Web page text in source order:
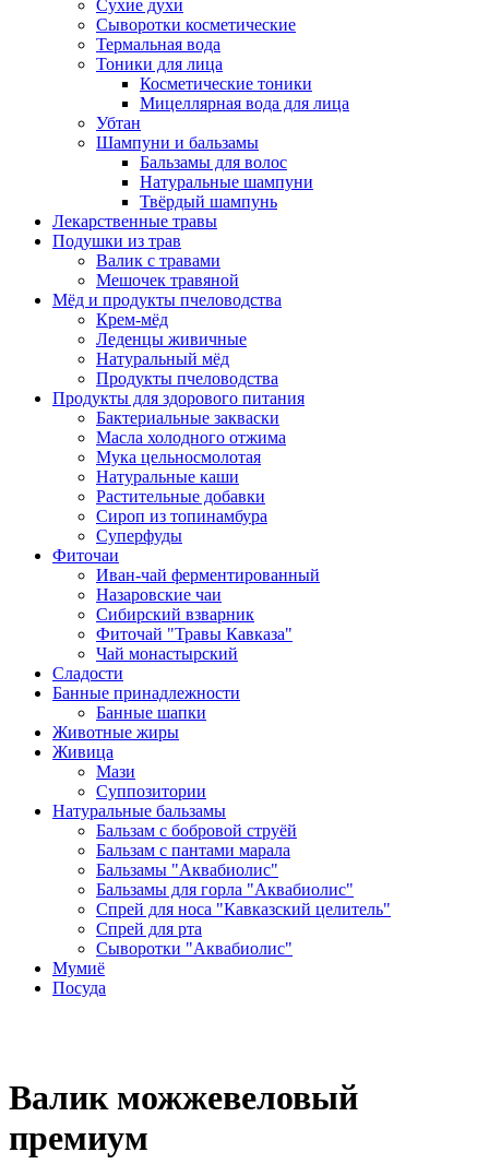
Сухие духи
Сыворотки косметические
Термальная вода
Тоники для лица
Косметические тоники
Мицеллярная вода для лица
Убтан
Шампуни и бальзамы
Бальзамы для волос
Натуральные шампуни
Твёрдый шампунь
Лекарственные травы
Подушки из трав
Валик с травами
Мешочек травяной
Мёд и продукты пчеловодства
Крем-мёд
Леденцы живичные
Натуральный мёд
Продукты пчеловодства
Продукты для здорового питания
Бактериальные закваски
Масла холодного отжима
Мука цельносмолотая
Натуральные каши
Растительные добавки
Сироп из топинамбура
Суперфуды
Фиточаи
Иван-чай ферментированный
Назаровские чаи
Сибирский взварник
Фиточай "Травы Кавказа"
Чай монастырский
Сладости
Банные принадлежности
Банные шапки
Животные жиры
Живица
Мази
Суппозитории
Натуральные бальзамы
Бальзам с бобровой струёй
Бальзам с пантами марала
Бальзамы "Аквабиолис"
Бальзамы для горла "Аквабиолис"
Спрей для носа "Кавказский целитель"
Спрей для рта
Сыворотки "Аквабиолис"
Мумиё
Посуда
Валик можжевеловый
премиум